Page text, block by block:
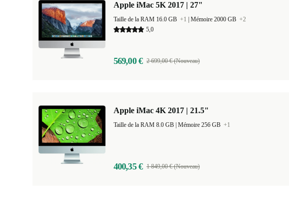
Apple iMac 5K 2017 | 27"
Taille de la RAM 16.0 GB +1 Mémoire 2000 GB +2
5,0
569,00 € 2 699,00 € (Nouveau)
Apple iMac 4K 2017 | 21.5"
Mémoire 256 GB +1
400,35 € 1 849,00 € (Nouveau)